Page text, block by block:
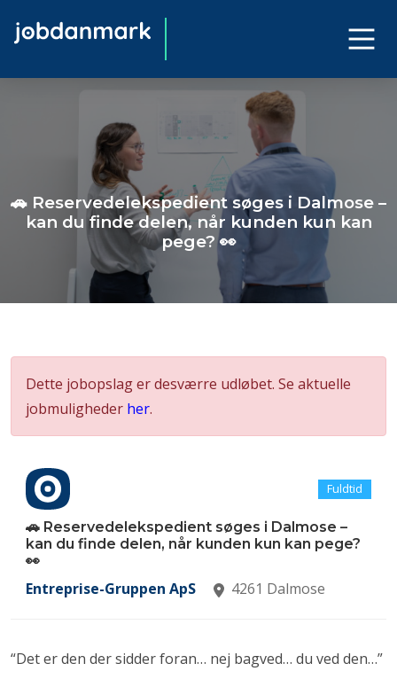
🚗 Reservedelekspedient søges i Dalmose –
kan du finde delen, når kunden kun kan
pege? 👀
Dette jobopslag er desværre udløbet. Se aktuelle
jobmuligheder her.
Fuldtid
🚗 Reservedelekspedient søges i Dalmose –
kan du finde delen, når kunden kun kan pege?
👀
Entreprise-Gruppen ApS 4261 Dalmose
“Det er den der sidder foran… nej bagved… du ved den…”